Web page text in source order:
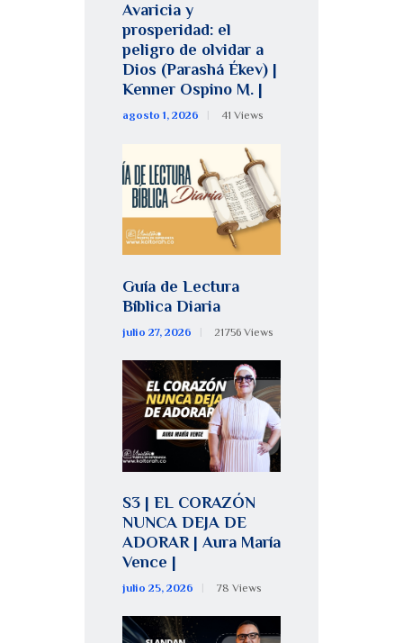
Avaricia y
prosperidad: el
peligro de olvidar a
Dios (Parashá Ékev) |
Kenner Ospino M. |
agosto 1, 2026 41 Views
Guía de Lectura
Bíblica Diaria
julio 27, 2026 21756 Views
S3 | EL CORAZÓN
NUNCA DEJA DE
ADORAR | Aura María
Vence |
julio 25, 2026 78 Views